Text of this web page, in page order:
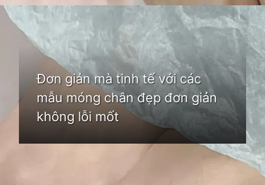
Đang mở https://idep.edu.vn/mau-son-mong-chan-dep
Đơn giản mà tinh tế với các
mẫu móng chân đẹp đơn giản
không lỗi mốt